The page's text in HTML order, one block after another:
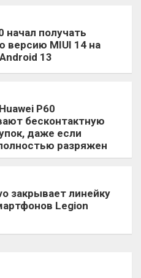
начал получать
версию MIUI 14 на
13
P60
бесконтактную
даже если
разряжен
закрывает линейку
Legion